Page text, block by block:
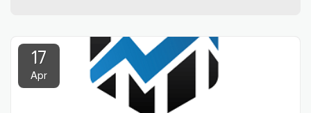
17
Apr